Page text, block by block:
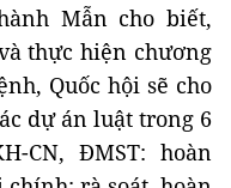
Mẫn cho biết,
thực hiện chương
Quốc hội sẽ cho
dự án luật trong 6
CN, ĐMST: hoàn